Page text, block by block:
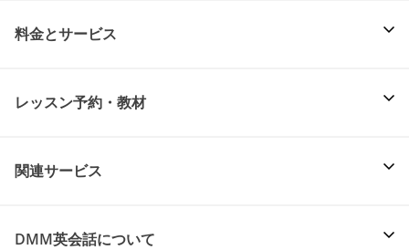
料金とサービス
レッスン予約・教材
関連サービス
DMM英会話について